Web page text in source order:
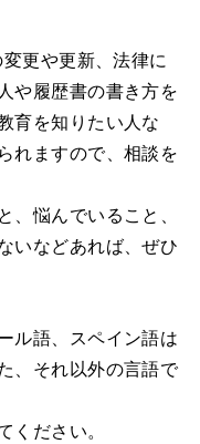
更や更新、法律に
や履歴書の書き方を
育を知りたい人な
れますので、相談を
悩んでいること、
いなどあれば、ぜひ
ル語、スペイン語は
、それ以外の言語で
ださい。